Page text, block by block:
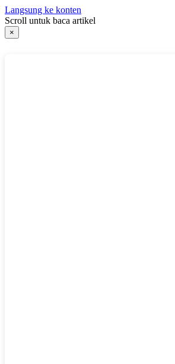
Langsung ke konten
Scroll untuk baca artikel
×